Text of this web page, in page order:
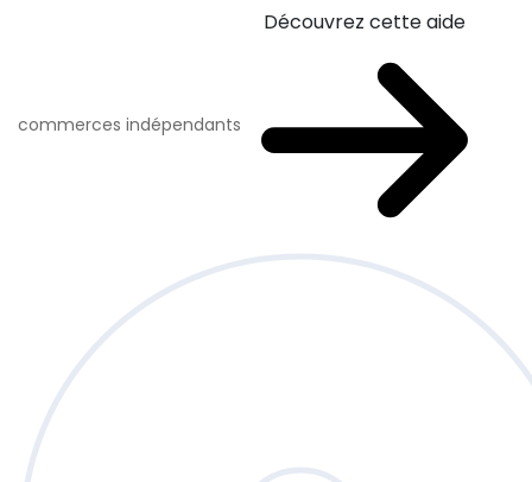
commerces indépendants
Découvrez cette aide